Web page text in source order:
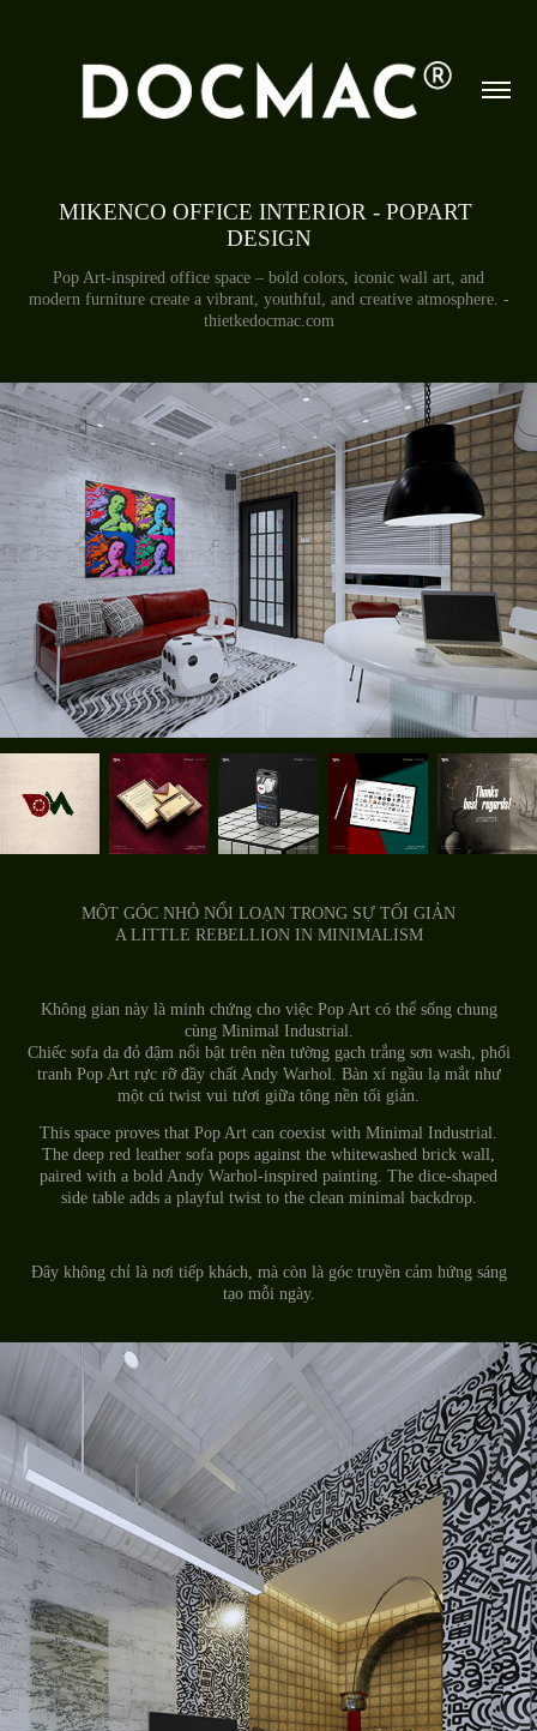
MIKENCO OFFICE INTERIOR - POPART
DESIGN
Pop Art-inspired office space – bold colors, iconic wall art, and
modern furniture create a vibrant, youthful, and creative atmosphere. -
thietkedocmac.com
MỘT GÓC NHỎ NỔI LOẠN TRONG SỰ TỐI GIẢN
A LITTLE REBELLION IN MINIMALISM
Không gian này là minh chứng cho việc Pop Art có thể sống chung
cùng Minimal Industrial.
Chiếc sofa da đỏ đậm nổi bật trên nền tường gạch trắng sơn wash, phối
tranh Pop Art rực rỡ đầy chất Andy Warhol. Bàn xí ngầu lạ mắt như
một cú twist vui tươi giữa tông nền tối giản.
This space proves that Pop Art can coexist with Minimal Industrial.
The deep red leather sofa pops against the whitewashed brick wall,
paired with a bold Andy Warhol-inspired painting. The dice-shaped
side table adds a playful twist to the clean minimal backdrop.
Đây không chỉ là nơi tiếp khách, mà còn là góc truyền cảm hứng sáng
tạo mỗi ngày.